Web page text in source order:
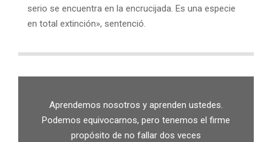
serio se encuentra en la encrucijada. Es una especie
en total extinción», sentenció.
Aprendemos nosotros y aprenden ustedes.
Podemos equivocarnos, pero tenemos el firme
propósito de no fallar dos veces